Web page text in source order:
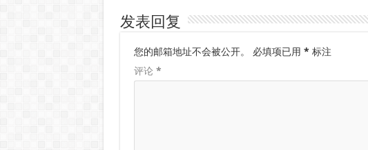
发表回复
您的邮箱地址不会被公开。 必填项已用 * 标注
评论 *